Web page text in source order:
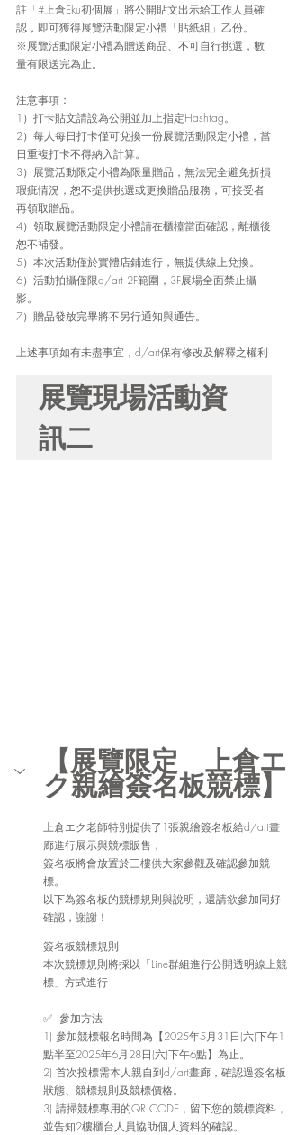
註「#上倉Eku初個展」將公開貼文出示給工作人員確
認，即可獲得展覽活動限定小禮「貼紙組」乙份。
※展覽活動限定小禮為贈送商品、不可自行挑選，數
量有限送完為止。
注意事項：
1）打卡貼文請設為公開並加上指定Hashtag。
2） 每人每日打卡僅可兌換一份展覽活動限定小禮，當
日重複打卡不得納入計算。
3） 展覽活動限定小禮為限量贈品，無法完全避免折損
瑕疵情況，恕不提供挑選或更換贈品服務，可接受者
再領取贈品。
4） 領取展覽活動限定小禮請在櫃檯當面確認，離櫃後
恕不補發。
5） 本次活動僅於實體店鋪進行，無提供線上兌換。
6） 活動拍攝僅限d/art 2F範圍，3F展場全面禁止攝
影。
7） 贈品發放完畢將不另行通知與通告。
上述事項如有未盡事宜，d/art保有修改及解釋之權利
展覽現場活動資
訊二
【展覽限定　上倉エ
ク親繪簽名板競標】
上倉エク老師特別提供了1張親繪簽名板給d/art畫
廊進行展示與競標販售，
簽名板將會放置於三樓供大家參觀及確認參加競
標。
以下為簽名板的競標規則與說明，還請欲參加同好
確認，謝謝！
簽名板競標規則
本次競標規則將採以「Line群組進行公開透明線上競
標」方式進行
✅  參加方法
1) 參加競標報名時間為【2025年5月31日(六)下午1
點半至2025年6月28日(六)下午6點】為止。
2) 首次投標需本人親自到d/art畫廊，確認過簽名板
狀態、競標規則及競標價格。
3) 請掃競標專用的QR CODE，留下您的競標資料，
並告知2樓櫃台人員協助個人資料的確認。